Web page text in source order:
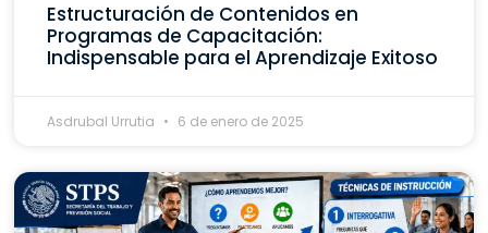
Estructuración de Contenidos en
Programas de Capacitación:
Indispensable para el Aprendizaje Exitoso
Asdrubal Urrutia 6 de enero de 2025